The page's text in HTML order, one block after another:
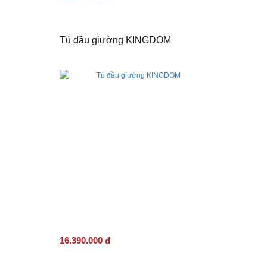
Tủ đầu giường KINGDOM
16.390.000 đ